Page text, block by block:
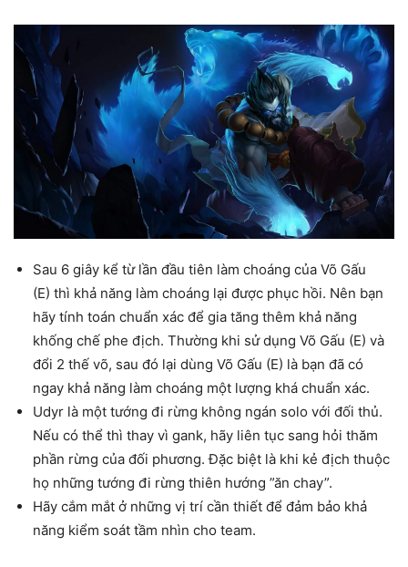
Sau 6 giây kể từ lần đầu tiên làm choáng của Võ Gấu
(E) thì khả năng làm choáng lại được phục hồi. Nên bạn
hãy tính toán chuẩn xác để gia tăng thêm khả năng
khống chế phe địch. Thường khi sử dụng Võ Gấu (E) và
đổi 2 thế võ, sau đó lại dùng Võ Gấu (E) là bạn đã có
ngay khả năng làm choáng một lượng khá chuẩn xác.
Udyr là một tướng đi rừng không ngán solo với đối thủ.
Nếu có thể thì thay vì gank, hãy liên tục sang hỏi thăm
phần rừng của đối phương. Đặc biệt là khi kẻ địch thuộc
họ những tướng đi rừng thiên hướng ”ăn chay”.
Hãy cắm mắt ở những vị trí cần thiết để đảm bảo khả
năng kiểm soát tầm nhìn cho team.